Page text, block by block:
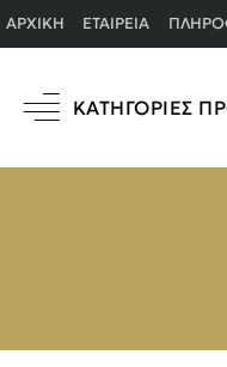
ΑΡΧΙΚΉ ΕΤΑΙΡΕΊΑ
ΚΑΤΗΓΟΡΊΕΣ